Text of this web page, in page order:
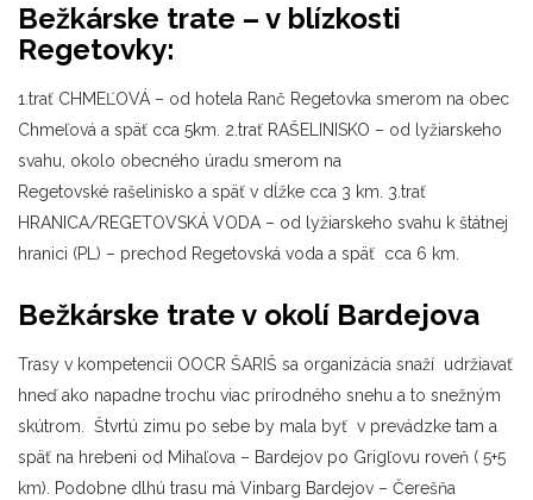
Bežkárske trate – v blízkosti
Regetovky:
1.trať CHMEĽOVÁ – od hotela Ranč Regetovka smerom na obec
Chmeľová a späť cca 5km. 2.trať RAŠELINISKO – od lyžiarskeho
svahu, okolo obecného úradu smerom na
Regetovské rašelinisko a späť v dĺžke cca 3 km. 3.trať
HRANICA/REGETOVSKÁ VODA – od lyžiarskeho svahu k štátnej
hranici (PL) – prechod Regetovská voda a späť cca 6 km.
Bežkárske trate v okolí Bardejova
Trasy v kompetencii OOCR ŠARIŠ sa organizácia snaží udržiavať
hneď ako napadne trochu viac prírodného snehu a to snežným
skútrom. Štvrtú zimu po sebe by mala byť v prevádzke tam a
späť na hrebeni od Mihaľova – Bardejov po Grigľovu roveň ( 5+5
km). Podobne dlhú trasu má Vinbarg Bardejov – Čerešňa